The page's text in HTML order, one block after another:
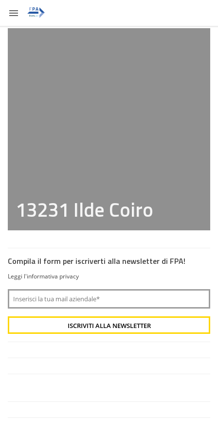
13231 Ilde Coiro
Compila il form per iscriverti alla newsletter di FPA!
Leggi l'informativa privacy